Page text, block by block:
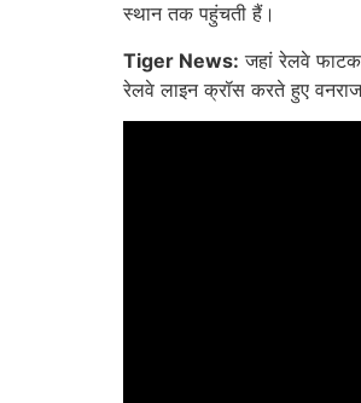
स्थान तक पहुंचती हैं।
Tiger News: जहां रेलवे फाटक
रेलवे लाइन क्रॉस करते हुए